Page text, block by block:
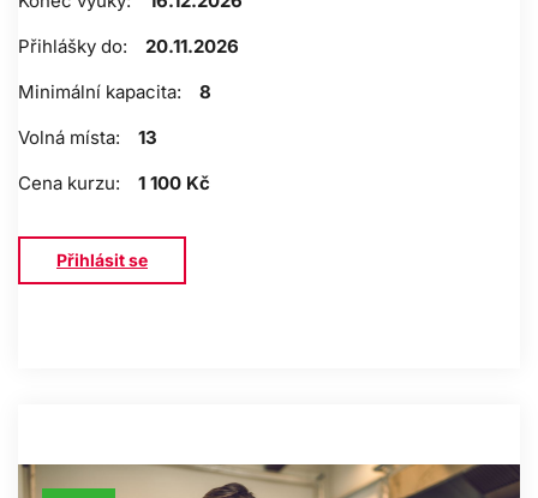
Přihlášky do:
20.11.2026
Minimální kapacita:
8
Volná místa:
13
Cena kurzu:
1 100 Kč
Přihlásit se